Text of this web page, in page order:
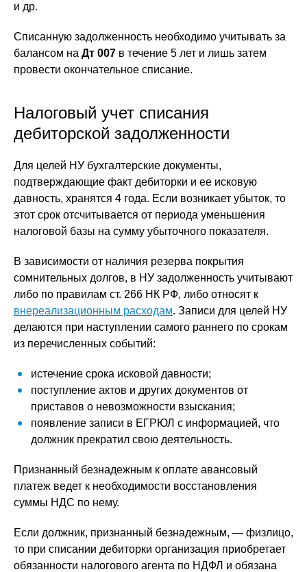
и др.
Списанную задолженность необходимо учитывать за
балансом на Дт 007 в течение 5 лет и лишь затем
провести окончательное списание.
Налоговый учет списания
дебиторской задолженности
Для целей НУ бухгалтерские документы,
подтверждающие факт дебиторки и ее исковую
давность, хранятся 4 года. Если возникает убыток, то
этот срок отсчитывается от периода уменьшения
налоговой базы на сумму убыточного показателя.
В зависимости от наличия резерва покрытия
сомнительных долгов, в НУ задолженность учитывают
либо по правилам ст. 266 НК РФ, либо относят к
внереализационным расходам. Записи для целей НУ
делаются при наступлении самого раннего по срокам
из перечисленных событий:
истечение срока исковой давности;
поступление актов и других документов от
приставов о невозможности взыскания;
появление записи в ЕГРЮЛ с информацией, что
должник прекратил свою деятельность.
Признанный безнадежным к оплате авансовый
платеж ведет к необходимости восстановления
суммы НДС по нему.
Если должник, признанный безнадежным, — физлицо,
то при списании дебиторки организация приобретает
обязанности налогового агента по НДФЛ и обязана